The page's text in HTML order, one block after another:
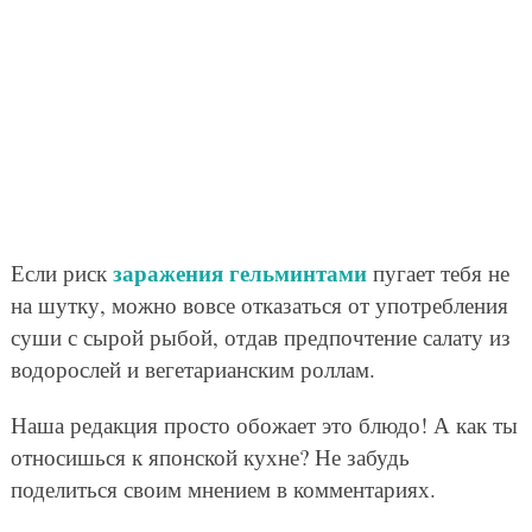
Если риск заражения гельминтамипугает тебя не
на шутку, можно вовсе отказаться от употребления
суши с сырой рыбой, отдав предпочтение салату из
водорослей и вегетарианским роллам.
Наша редакция просто обожает это блюдо! А как ты
относишься к японской кухне? Не забудь
поделиться своим мнением в комментариях.